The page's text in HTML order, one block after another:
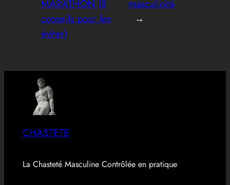
MARATHON (8
conseils pour les
éviter)
masculinité
→
CHASTETE
La Chasteté Masculine Contrôlée en pratique